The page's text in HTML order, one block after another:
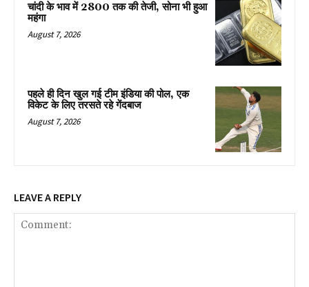
चांदी के भाव में ₹2800 तक की तेजी, सोना भी हुआ
महंगा
August 7, 2026
पहले ही दिन खुल गई टीम इंडिया की पोल, एक
विकेट के लिए तरसते रहे गेंदबाज
August 7, 2026
LEAVE A REPLY